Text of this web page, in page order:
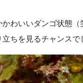
わいいダンゴ状態（
ちを見るチャンスで